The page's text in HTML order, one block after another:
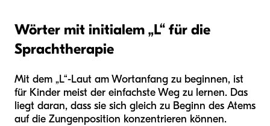
Wörter mit initialem „L“ für die
Sprachtherapie
Mit dem „L“-Laut am Wortanfang zu beginnen, ist
für Kinder meist der einfachste Weg zu lernen. Das
liegt daran, dass sie sich gleich zu Beginn des Atems
auf die Zungenposition konzentrieren können.